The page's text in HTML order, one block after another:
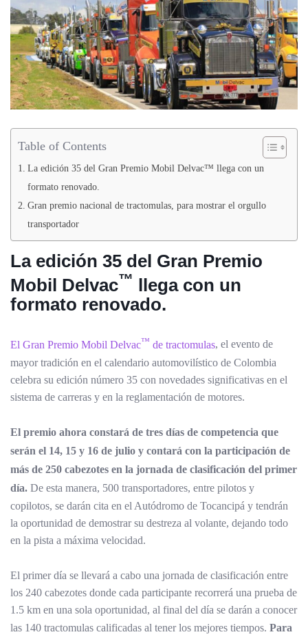
Table of Contents
La edición 35 del Gran Premio Mobil Delvac™️ llega con un
formato renovado.
Gran premio nacional de tractomulas, para mostrar el orgullo
transportador
La edición 35 del Gran Premio
Mobil Delvac™️ llega con un
formato renovado.
El Gran Premio Mobil Delvac™️ de tractomulas, el evento de
mayor tradición en el calendario automovilístico de Colombia
celebra su edición número 35 con novedades significativas en el
sistema de carreras y en la reglamentación de motores.
El premio ahora constará de tres días de competencia que
serán el 14, 15 y 16 de julio y contará con la participación de
más de 250 cabezotes en la jornada de clasificación del primer
día. De esta manera, 500 transportadores, entre pilotos y
copilotos, se darán cita en el Autódromo de Tocancipá y tendrán
la oportunidad de demostrar su destreza al volante, dejando todo
en la pista a máxima velocidad.
El primer día se llevará a cabo una jornada de clasificación entre
los 240 cabezotes donde cada participante recorrerá una prueba de
1.5 km en una sola oportunidad, al final del día se darán a conocer
las 140 tractomulas calificadas al tener los mejores tiempos. Para